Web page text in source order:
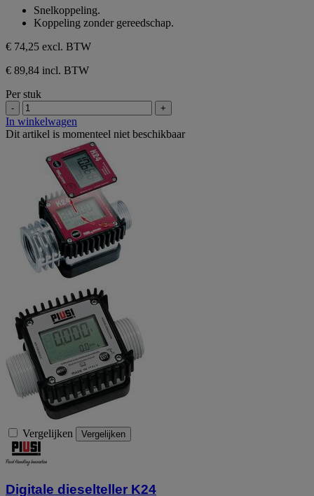
sterren.
Snelkoppeling.
Koppeling zonder gereedschap.
€ 74,25 excl. BTW
€ 89,84 incl. BTW
Per stuk
- +
In winkelwagen
Dit artikel is momenteel niet beschikbaar
Vergelijken Vergelijken
Digitale dieselteller K24